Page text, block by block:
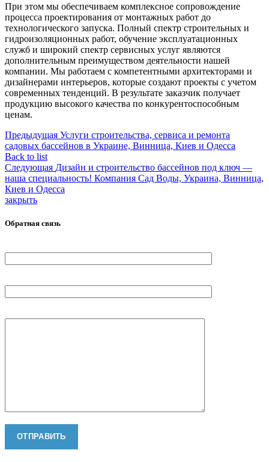
При этом мы обеспечиваем комплексное сопровождение
процесса проектирования от монтажных работ до
технологического запуска. Полный спектр строительных и
гидроизоляционных работ, обучение эксплуатационных
служб и широкий спектр сервисных услуг являются
дополнительным преимуществом деятельности нашей
компании. Мы работаем с компетентными архитекторами и
дизайнерами интерьеров, которые создают проекты с учетом
современных тенденций. В результате заказчик получает
продукцию высокого качества по конкурентоспособным
ценам.
Предыдущая Услуги строительства, сервиса и ремонта
садовых бассейнов в Украине, Винница, Киев и Одесса
Back to list
Следующая Дизайн и строительство бассейнов под ключ —
наша специальность! Компания Сад Воды, Украина, Винница,
Киев и Одесса
закрыть
Обратная связь